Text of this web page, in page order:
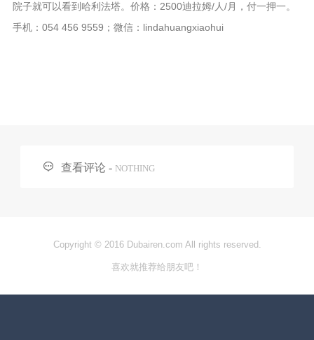
院子就可以看到哈利法塔。 价格： 2500迪拉姆/人/月，付一押一。
手机： 054 456 9559； 微信： lindahuangxiaohui
 查看评论 - NOTHING
Copyright © 2016 Dubairen.com All rights reserved.
喜欢就推荐给朋友吧！